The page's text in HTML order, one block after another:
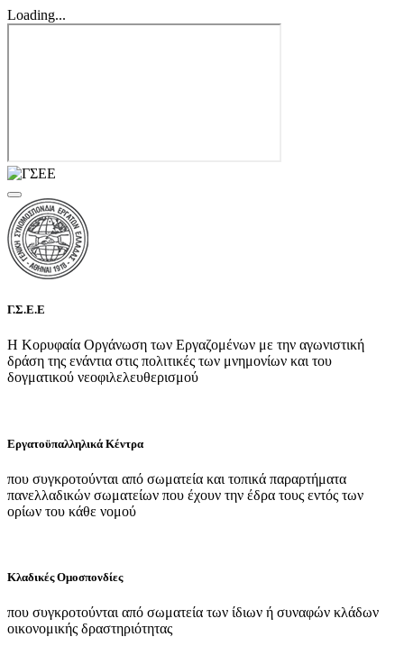
Loading...
Γ.Σ.Ε.Ε
Η Κορυφαία Οργάνωση των Εργαζομένων με την αγωνιστική
δράση της ενάντια στις πολιτικές των μνημονίων και του
δογματικού νεοφιλελευθερισμού
Εργατοϋπαλληλικά Κέντρα
που συγκροτούνται από σωματεία και τοπικά παραρτήματα
πανελλαδικών σωματείων που έχουν την έδρα τους εντός των
ορίων του κάθε νομού
Κλαδικές Ομοσπονδίες
που συγκροτούνται από σωματεία των ίδιων ή συναφών κλάδων
οικονομικής δραστηριότητας